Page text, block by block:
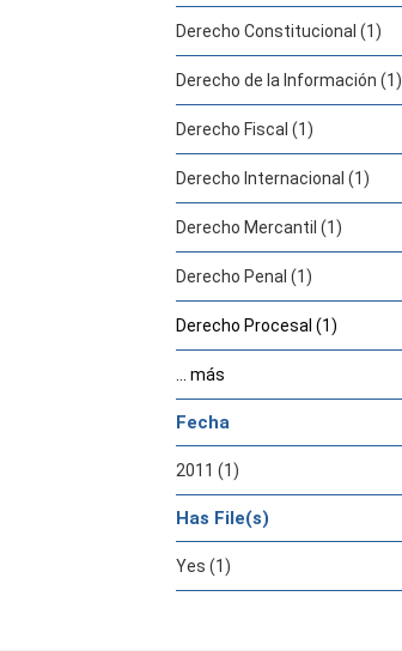
Derecho Constitucional (1)
Derecho de la Información (1)
Derecho Fiscal (1)
Derecho Internacional (1)
Derecho Mercantil (1)
Derecho Penal (1)
Derecho Procesal (1)
... más
Fecha
2011 (1)
Has File(s)
Yes (1)